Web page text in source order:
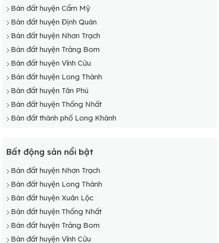
Bán đất huyện Cẩm Mỹ
Bán đất huyện Định Quán
Bán đất huyện Nhơn Trạch
Bán đất huyện Trảng Bom
Bán đất huyện Vĩnh Cửu
Bán đất huyện Long Thành
Bán đất huyện Tân Phú
Bán đất huyện Thống Nhất
Bán đất thành phố Long Khánh
Bất động sản nổi bật
Bán đất huyện Nhơn Trạch
Bán đất huyện Long Thành
Bán đất huyện Xuân Lộc
Bán đất huyện Thống Nhất
Bán đất huyện Trảng Bom
Bán đất huyện Vĩnh Cửu